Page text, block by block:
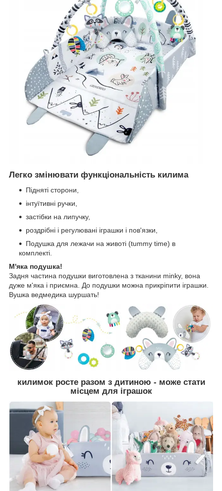
Легко змінювати функціональність килима
Підняті сторони,
інтуїтивні ручки,
застібки на липучку,
роздрібні і регулювані іграшки і пов'язки,
Подушка для лежачи на животі (tummy time) в
комплекті.
М'яка подушка!
Задня частина подушки виготовлена з тканини minky, вона
дуже м'яка і приємна. До подушки можна прикріпити іграшки.
Вушка ведмедика шуршать!
килимок росте разом з дитиною - може стати
місцем для іграшок